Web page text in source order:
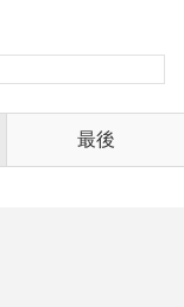
最後